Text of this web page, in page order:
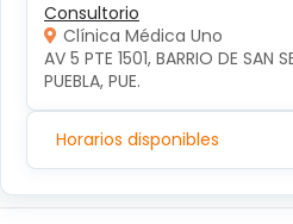
Consultorio
Clínica Médica Uno
AV 5 PTE 1501, BARRIO DE SAN
PUEBLA, PUE.
Horarios disponibles